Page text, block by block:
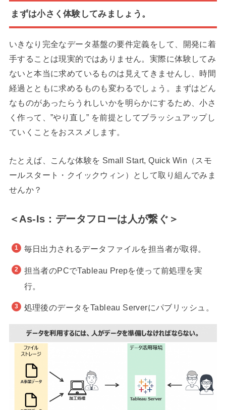
まずは小さく体験してみましょう。
いきなり完全なデータ基盤の要件定義をして、開発に着
手することは現実的ではありません。実際に体験してみ
ないと本当に求めているものは見えてきませんし、時間
経過とともに求めるものも変わるでしょう。まずはどん
なものがあったらうれしいかを明らかにするため、小さ
く作って、”やり直し” を前提としてブラッシュアップし
ていくことをおススメします。
たとえば、こんな体験を Small Start, Quick Win（スモ
ールスタート・クイックウィン）として取り組んでみま
せんか？
＜As-Is：データフローは人が繋ぐ＞
毎日出力されるデータファイルを担当者が取得。
担当者のPCでTableau Prepを使って前処理を実
行。
処理後のデータをTableau Serverにパブリッシュ。